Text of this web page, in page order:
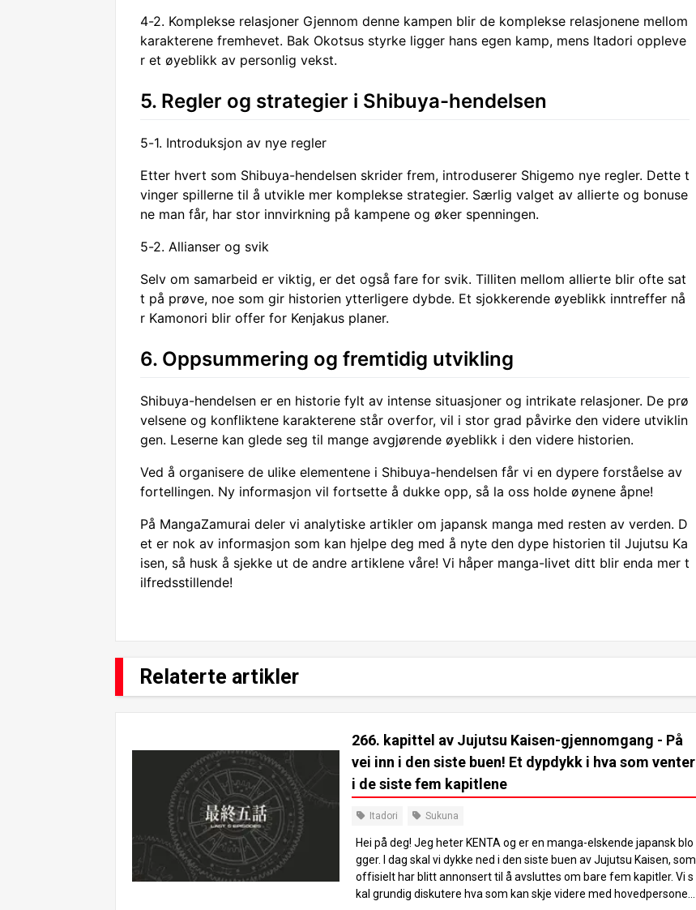
4-2. Komplekse relasjoner Gjennom denne kampen blir de komplekse relasjonene mellom
karakterene fremhevet. Bak Okotsus styrke ligger hans egen kamp, mens Itadori oppleve
r et øyeblikk av personlig vekst.
5. Regler og strategier i Shibuya-hendelsen
5-1. Introduksjon av nye regler
Etter hvert som Shibuya-hendelsen skrider frem, introduserer Shigemo nye regler. Dette t
vinger spillerne til å utvikle mer komplekse strategier. Særlig valget av allierte og bonuse
ne man får, har stor innvirkning på kampene og øker spenningen.
5-2. Allianser og svik
Selv om samarbeid er viktig, er det også fare for svik. Tilliten mellom allierte blir ofte sat
t på prøve, noe som gir historien ytterligere dybde. Et sjokkerende øyeblikk inntreffer nå
r Kamonori blir offer for Kenjakus planer.
6. Oppsummering og fremtidig utvikling
Shibuya-hendelsen er en historie fylt av intense situasjoner og intrikate relasjoner. De prø
velsene og konfliktene karakterene står overfor, vil i stor grad påvirke den videre utviklin
gen. Leserne kan glede seg til mange avgjørende øyeblikk i den videre historien.
Ved å organisere de ulike elementene i Shibuya-hendelsen får vi en dypere forståelse av
fortellingen. Ny informasjon vil fortsette å dukke opp, så la oss holde øynene åpne!
På MangaZamurai deler vi analytiske artikler om japansk manga med resten av verden. D
et er nok av informasjon som kan hjelpe deg med å nyte den dype historien til Jujutsu Ka
isen, så husk å sjekke ut de andre artiklene våre! Vi håper manga-livet ditt blir enda mer t
ilfredsstillende!
Relaterte artikler
266. kapittel av Jujutsu Kaisen-gjennomgang - På
vei inn i den siste buen! Et dypdykk i hva som venter
i de siste fem kapitlene
Itadori Sukuna
Hei på deg! Jeg heter KENTA og er en manga-elskende japansk blo
gger. I dag skal vi dykke ned i den siste buen av Jujutsu Kaisen, som
offisielt har blitt annonsert til å avsluttes om bare fem kapitler. Vi s
kal grundig diskutere hva som kan skje videre med hovedpersonen